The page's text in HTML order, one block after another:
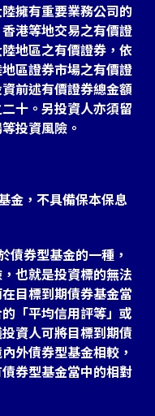
擁有重要業務公司的
港等地交易之有價證
地區之有價證券，依
區證券市場之有價證
前述有價證券總金額
十。另投資人亦須留
投資風險。
金，不具備保本保息
債券型基金的一種，
也就是投資標的無法
目標到期債券基金當
「平均信用評等」或
資人可將目標到期債
外債券型基金相較，
券型基金當中的相對